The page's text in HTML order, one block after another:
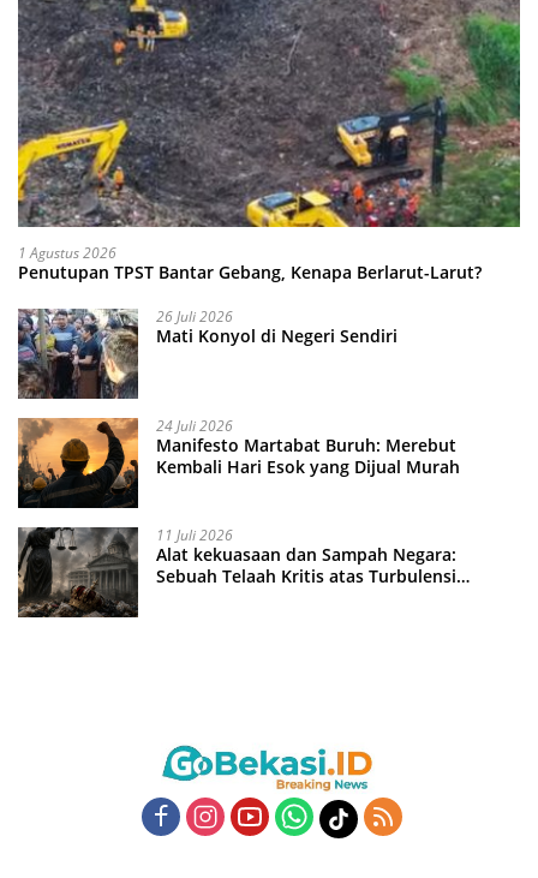
1 Agustus 2026
Penutupan TPST Bantar Gebang, Kenapa Berlarut-Larut?
26 Juli 2026
Mati Konyol di Negeri Sendiri
24 Juli 2026
Manifesto Martabat Buruh: Merebut
Kembali Hari Esok yang Dijual Murah
11 Juli 2026
Alat kekuasaan dan Sampah Negara:
Sebuah Telaah Kritis atas Turbulensi